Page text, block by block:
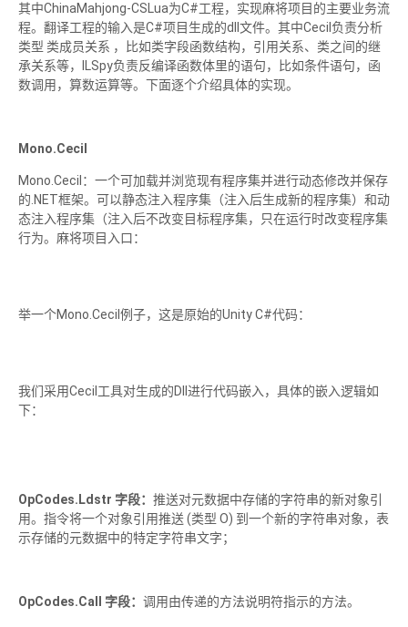
其中ChinaMahjong-CSLua为C#工程，实现麻将项目的主要业务流
程。翻译工程的输入是C#项目生成的dll文件。其中Cecil负责分析
类型 类成员关系 ，比如类字段函数结构，引用关系、类之间的继
承关系等，ILSpy负责反编译函数体里的语句，比如条件语句，函
数调用，算数运算等。下面逐个介绍具体的实现。
Mono.Cecil
Mono.Cecil：一个可加载并浏览现有程序集并进行动态修改并保存
的.NET框架。可以静态注入程序集（注入后生成新的程序集）和动
态注入程序集（注入后不改变目标程序集，只在运行时改变程序集
行为。麻将项目入口：
举一个Mono.Cecil例子，这是原始的Unity C#代码：
我们采用Cecil工具对生成的Dll进行代码嵌入，具体的嵌入逻辑如
下：
OpCodes.Ldstr 字段： 推送对元数据中存储的字符串的新对象引
用。指令将一个对象引用推送 (类型 O) 到一个新的字符串对象，表
示存储的元数据中的特定字符串文字；
OpCodes.Call 字段： 调用由传递的方法说明符指示的方法。